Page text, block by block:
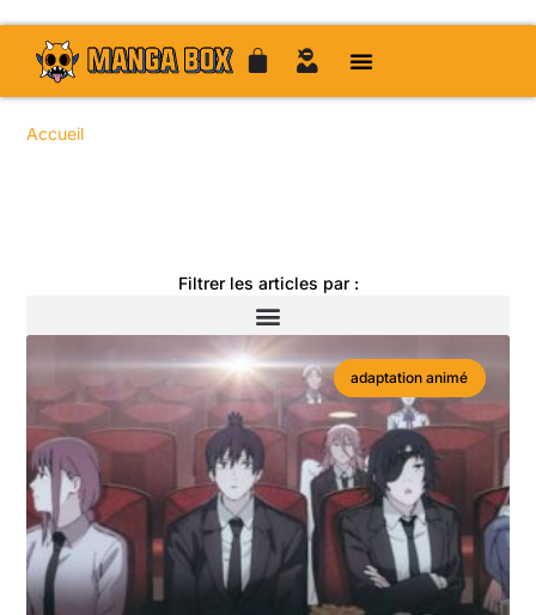
Accueil
Filtrer les articles par :
adaptation animé